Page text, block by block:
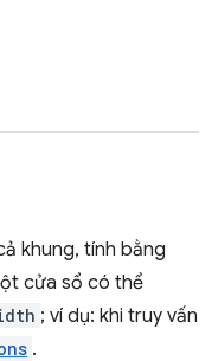
khung, tính bằng
cửa sổ có thể
; ví dụ: khi truy vấn
.